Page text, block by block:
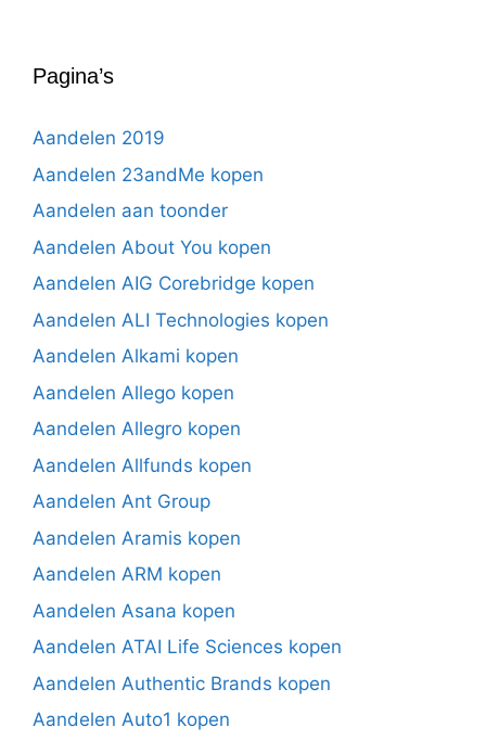
Pagina’s
Aandelen 2019
Aandelen 23andMe kopen
Aandelen aan toonder
Aandelen About You kopen
Aandelen AIG Corebridge kopen
Aandelen ALI Technologies kopen
Aandelen Alkami kopen
Aandelen Allego kopen
Aandelen Allegro kopen
Aandelen Allfunds kopen
Aandelen Ant Group
Aandelen Aramis kopen
Aandelen ARM kopen
Aandelen Asana kopen
Aandelen ATAI Life Sciences kopen
Aandelen Authentic Brands kopen
Aandelen Auto1 kopen